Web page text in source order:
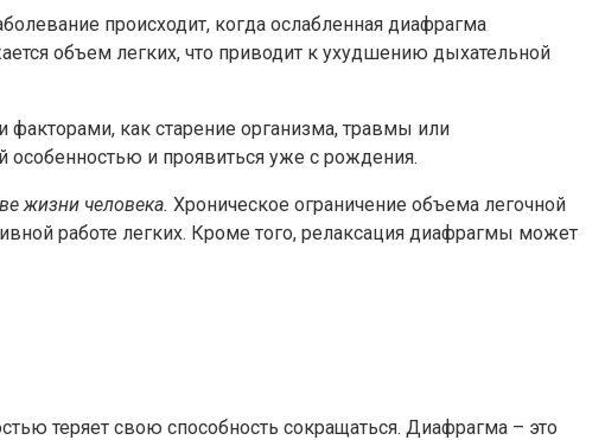
происходит, когда ослабленная диафрагма
объем легких, что приводит к ухудшению дыхательной
как старение организма, травмы или
и проявиться уже с рождения.
жизни человека. Хроническое ограничение объема легочной
работе легких. Кроме того, релаксация диафрагмы может
теряет свою способность сокращаться. Диафрагма – это